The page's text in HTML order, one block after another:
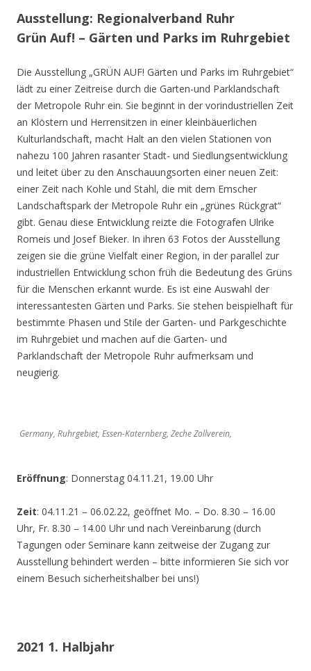
Ausstellung: Regionalverband Ruhr
Grün Auf! – Gärten und Parks im Ruhrgebiet
Die Ausstellung „GRÜN AUF! Gärten und Parks im Ruhrgebiet“
lädt zu einer Zeitreise durch die Garten-und Parklandschaft
der Metropole Ruhr ein. Sie beginnt in der vorindustriellen Zeit
an Klöstern und Herrensitzen in einer kleinbäuerlichen
Kulturlandschaft, macht Halt an den vielen Stationen von
nahezu 100 Jahren rasanter Stadt- und Siedlungsentwicklung
und leitet über zu den Anschauungsorten einer neuen Zeit:
einer Zeit nach Kohle und Stahl, die mit dem Emscher
Landschaftspark der Metropole Ruhr ein „grünes Rückgrat“
gibt. Genau diese Entwicklung reizte die Fotografen Ulrike
Romeis und Josef Bieker. In ihren 63 Fotos der Ausstellung
zeigen sie die grüne Vielfalt einer Region, in der parallel zur
industriellen Entwicklung schon früh die Bedeutung des Grüns
für die Menschen erkannt wurde. Es ist eine Auswahl der
interessantesten Gärten und Parks. Sie stehen beispielhaft für
bestimmte Phasen und Stile der Garten- und Parkgeschichte
im Ruhrgebiet und machen auf die Garten- und
Parklandschaft der Metropole Ruhr aufmerksam und
neugierig.
Germany, Ruhrgebiet, Essen-Katernberg, Zeche Zollverein,
Eröffnung: Donnerstag 04.11.21, 19.00 Uhr
Zeit: 04.11.21 – 06.02.22, geöffnet Mo. – Do. 8.30 – 16.00
Uhr, Fr. 8.30 – 14.00 Uhr und nach Vereinbarung (durch
Tagungen oder Seminare kann zeitweise der Zugang zur
Ausstellung behindert werden – bitte informieren Sie sich vor
einem Besuch sicherheitshalber bei uns!)
2021 1. Halbjahr